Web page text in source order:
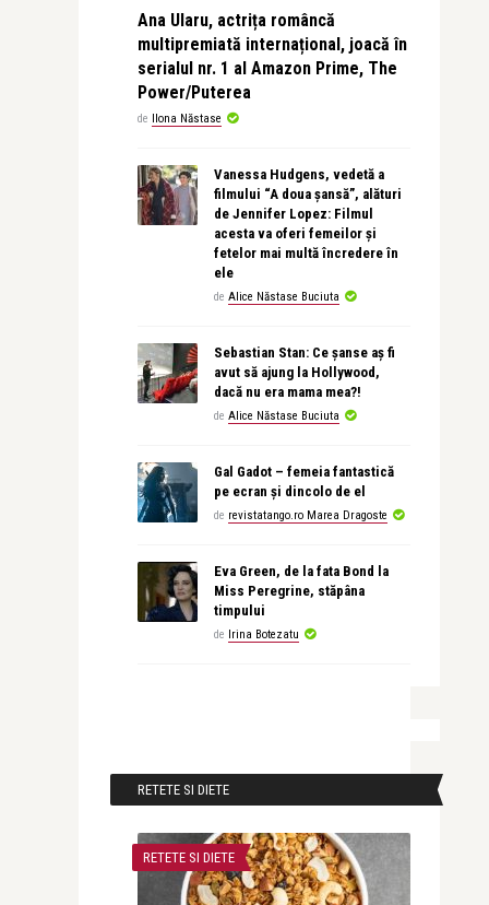
Ana Ularu, actrița româncă
multipremiată internațional, joacă în
serialul nr. 1 al Amazon Prime, The
Power/Puterea
de Ilona Năstase
Vanessa Hudgens, vedetă a
filmului “A doua șansă”, alături
de Jennifer Lopez: Filmul
acesta va oferi femeilor și
fetelor mai multă încredere în
ele
de Alice Năstase Buciuta
Sebastian Stan: Ce șanse aș fi
avut să ajung la Hollywood,
dacă nu era mama mea?!
de Alice Năstase Buciuta
Gal Gadot – femeia fantastică
pe ecran și dincolo de el
de revistatango.ro Marea Dragoste
Eva Green, de la fata Bond la
Miss Peregrine, stăpâna
timpului
de Irina Botezatu
RETETE SI DIETE
RETETE SI DIETE